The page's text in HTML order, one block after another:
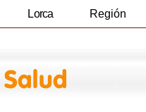
Lorca Región